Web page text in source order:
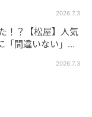
2026.7.3
！？【松屋】人気
「間違いない」
2026.7.3